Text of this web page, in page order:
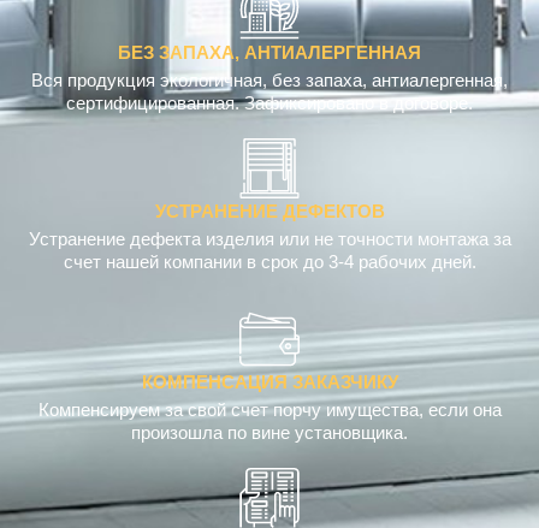
БЕЗ ЗАПАХА, АНТИАЛЕРГЕННАЯ
Вся продукция экологичная, без запаха, антиалергенная,
сертифицированная. Зафиксировано в договоре.
УСТРАНЕНИЕ ДЕФЕКТОВ
Устранение дефекта изделия или не точности монтажа за
счет нашей компании в срок до 3-4 рабочих дней.
КОМПЕНСАЦИЯ ЗАКАЗЧИКУ
Компенсируем за свой счет порчу имущества, если она
произошла по вине установщика.